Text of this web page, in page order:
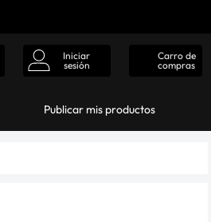
Iniciar
sesión
Carro de
compras
Publicar mis productos